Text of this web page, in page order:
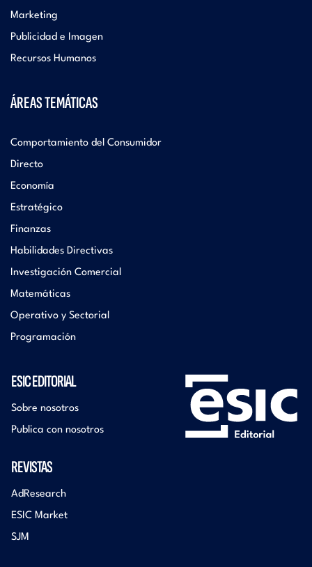
Marketing
Publicidad e Imagen
Recursos Humanos
ÁREAS TEMÁTICAS
Comportamiento del Consumidor
Directo
Economía
Estratégico
Finanzas
Habilidades Directivas
Investigación Comercial
Matemáticas
Operativo y Sectorial
Programación
ESIC EDITORIAL
Sobre nosotros
Publica con nosotros
REVISTAS
AdResearch
ESIC Market
SJM